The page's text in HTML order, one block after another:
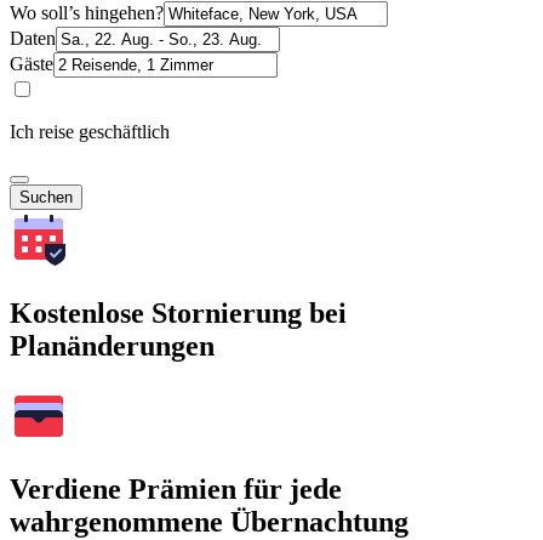
Wo soll’s hingehen?
Daten
Gäste
Ich reise geschäftlich
Suchen
Kostenlose Stornierung bei
Planänderungen
Verdiene Prämien für jede
wahrgenommene Übernachtung